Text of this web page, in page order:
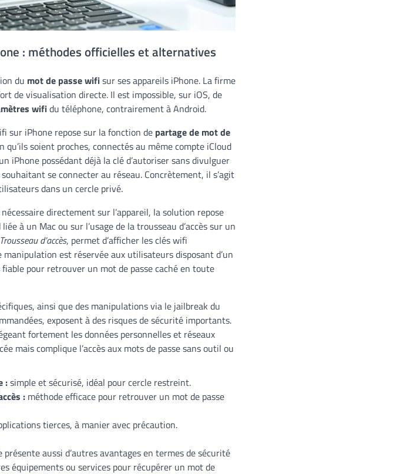
: méthodes officielles et alternatives
du mot de passe wifisur ses appareils iPhone. La firme
de visualisation directe. Il est impossible, sur iOS, de
wifidu téléphone, contrairement à Android.
sur iPhone repose sur la fonction de partage de mot de
soient proches, connectés au même compte iCloud
iPhone possédant déjà la clé d’autoriser sans divulguer
se connecter au réseau. Concrètement, il s’agit
dans un cercle privé.
directement sur l’appareil, la solution repose
à un Mac ou sur l’usage de la trousseau d’accès sur un
Trousseau d’accès, permet d’afficher les clés wifi
est réservée aux utilisateurs disposant d’un
pour retrouver un mot de passe caché en toute
ainsi que des manipulations via le jailbreak du
exposent à des risques de sécurité importants.
fortement les données personnelles et réseaux
mais complique l’accès aux mots de passe sans outil ou
:simple et sécurisé, idéal pour cercle restreint.
: méthode efficace pour retrouver un mot de passe
tierces, à manier avec précaution.
aussi d’autres avantages en termes de sécurité
équipements ou services pour récupérer un mot de